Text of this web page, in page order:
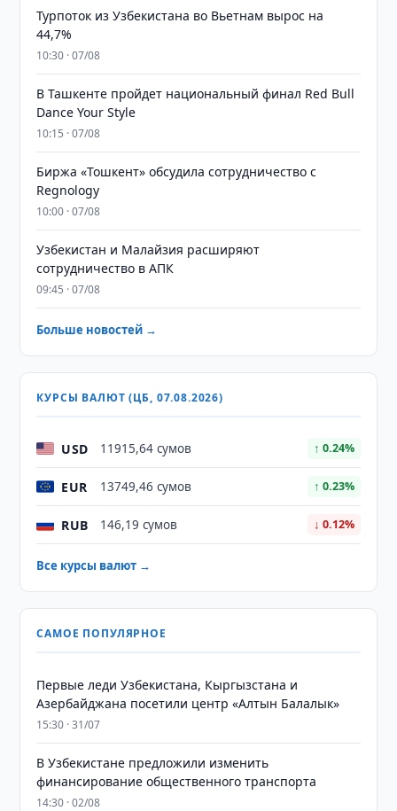
Турпоток из Узбекистана во Вьетнам вырос на
44,7%
10:30 · 07/08
В Ташкенте пройдет национальный финал Red Bull
Dance Your Style
10:15 · 07/08
Биржа «Тошкент» обсудила сотрудничество с
Regnology
10:00 · 07/08
Узбекистан и Малайзия расширяют
сотрудничество в АПК
09:45 · 07/08
Больше новостей →
КУРСЫ ВАЛЮТ (ЦБ, 07.08.2026)
USD 11915,64 сумов ↑ 0.24%
EUR 13749,46 сумов ↑ 0.23%
RUB 146,19 сумов ↓ 0.12%
Все курсы валют →
САМОЕ ПОПУЛЯРНОЕ
Первые леди Узбекистана, Кыргызстана и
Азербайджана посетили центр «Алтын Балалык»
15:30 · 31/07
В Узбекистане предложили изменить
финансирование общественного транспорта
14:30 · 02/08